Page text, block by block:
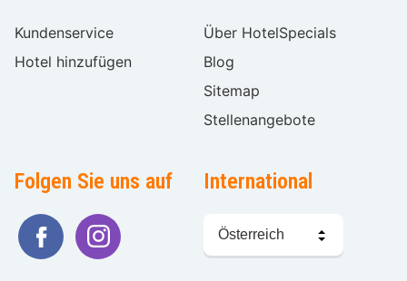
Kundenservice
Hotel hinzufügen
Über HotelSpecials
Blog
Sitemap
Stellenangebote
Folgen Sie uns auf International
Sprache
wählen